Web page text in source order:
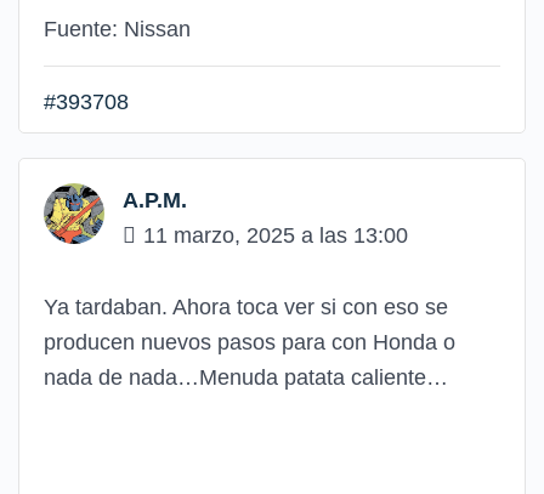
Fuente: Nissan
#393708
A.P.M.
11 marzo, 2025 a las 13:00
Ya tardaban. Ahora toca ver si con eso se
producen nuevos pasos para con Honda o
nada de nada…Menuda patata caliente…